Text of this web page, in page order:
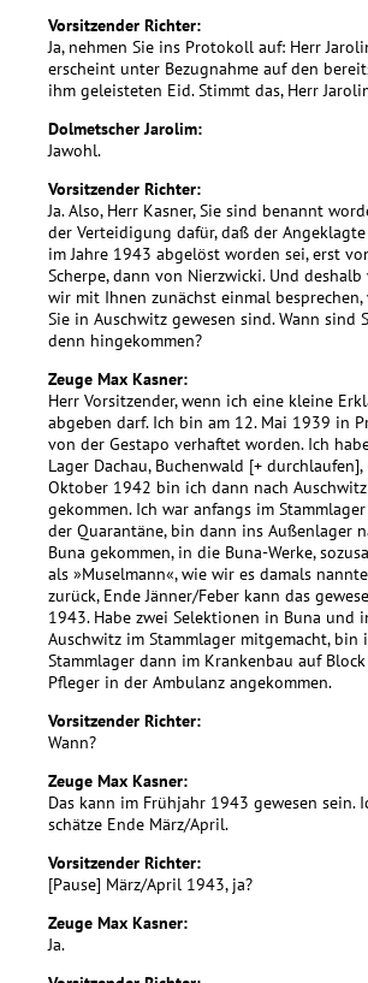
Vorsitzender Richter:
Ja, nehmen Sie ins Protokoll auf: Herr
erscheint unter Bezugnahme auf den
ihm geleisteten Eid. Stimmt das, Herr
Dolmetscher Jarolim:
Jawohl.
Vorsitzender Richter:
Ja. Also, Herr Kasner, Sie sind benannt
der Verteidigung dafür, daß der
im Jahre 1943 abgelöst worden sei, erst
Scherpe, dann von Nierzwicki. Und
wir mit Ihnen zunächst einmal besprechen,
Sie in Auschwitz gewesen sind. Wann sind
denn hingekommen?
Zeuge Max Kasner:
Herr Vorsitzender, wenn ich eine kleine
abgeben darf. Ich bin am 12. Mai 1939 in
von der Gestapo verhaftet worden. Ich
Lager Dachau, Buchenwald [+
Oktober 1942 bin ich dann nach Auschwitz
gekommen. Ich war anfangs im
der Quarantäne, bin dann ins Außenlager
Buna gekommen, in die Buna-Werke,
als »Muselmann«, wie wir es damals
zurück, Ende Jänner/Feber kann das
1943. Habe zwei Selektionen in Buna und
Auschwitz im Stammlager mitgemacht, bin
Stammlager dann im Krankenbau auf
Pfleger in der Ambulanz angekommen.
Vorsitzender Richter:
Wann?
Zeuge Max Kasner:
Das kann im Frühjahr 1943 gewesen sein.
schätze Ende März/April.
Vorsitzender Richter:
[Pause] März/April 1943, ja?
Zeuge Max Kasner:
Ja.